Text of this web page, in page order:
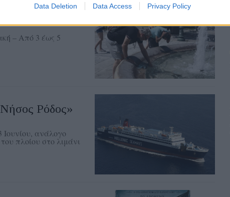
Data Deletion Data Access Privacy Policy
στη
– Από 3 έως 5
Ρόδος»
Ιουνίου, ανάλογο
πλοίου στο λιμάνι